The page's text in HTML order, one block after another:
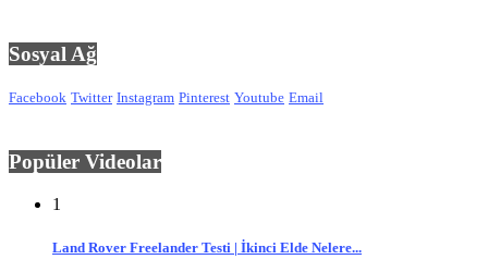
Sosyal Ağ
Facebook Twitter Instagram Pinterest Youtube Email
Popüler Videolar
1
Land Rover Freelander Testi | İkinci Elde Nelere...